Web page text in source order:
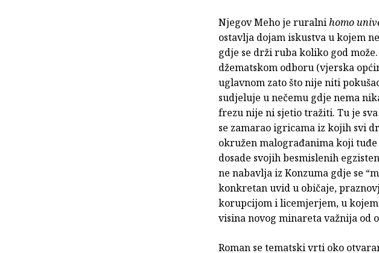
Njegov Meho je ruralnihomo
ostavlja dojam iskustva u kojem
gdje se drži ruba koliko god
džematskom odboru (vjerska
uglavnom zato što nije niti
sudjeluje u nečemu gdje nema
frezu nije ni sjetio tražiti. Tu je
se zamarao igricama iz kojih svi
okružen malograđanima koji
dosade svojih besmislenih
ne nabavlja iz Konzuma gdje se
konkretan uvid u običaje,
korupcijom i licemjerjem, u
visina novog minareta važnija od
Roman se tematski vrti oko